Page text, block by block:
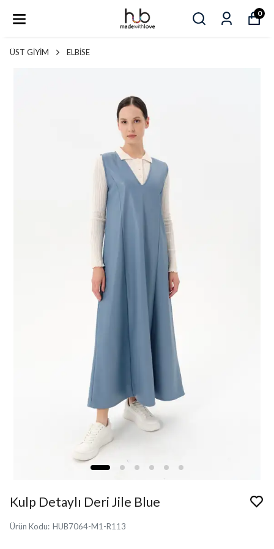
0
ÜST GİYİM ELBİSE
Kulp Detaylı Deri Jile Blue
Ürün Kodu: HUB7064-M1-R113